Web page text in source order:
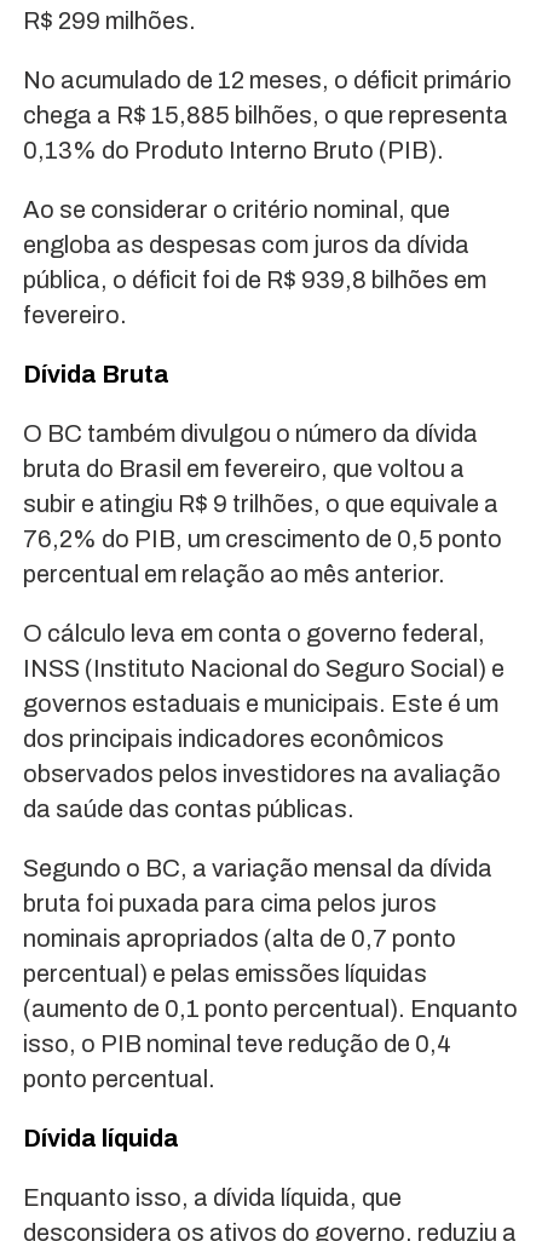
R$ 299 milhões.
No acumulado de 12 meses, o déficit primário
chega a R$ 15,885 bilhões, o que representa
0,13% do Produto Interno Bruto (PIB).
Ao se considerar o critério nominal, que
engloba as despesas com juros da dívida
pública, o déficit foi de R$ 939,8 bilhões em
fevereiro.
Dívida Bruta
O BC também divulgou o número da dívida
bruta do Brasil em fevereiro, que voltou a
subir e atingiu R$ 9 trilhões, o que equivale a
76,2% do PIB, um crescimento de 0,5 ponto
percentual em relação ao mês anterior.
O cálculo leva em conta o governo federal,
INSS (Instituto Nacional do Seguro Social) e
governos estaduais e municipais. Este é um
dos principais indicadores econômicos
observados pelos investidores na avaliação
da saúde das contas públicas.
Segundo o BC, a variação mensal da dívida
bruta foi puxada para cima pelos juros
nominais apropriados (alta de 0,7 ponto
percentual) e pelas emissões líquidas
(aumento de 0,1 ponto percentual). Enquanto
isso, o PIB nominal teve redução de 0,4
ponto percentual.
Dívida líquida
Enquanto isso, a dívida líquida, que
desconsidera os ativos do governo, reduziu a